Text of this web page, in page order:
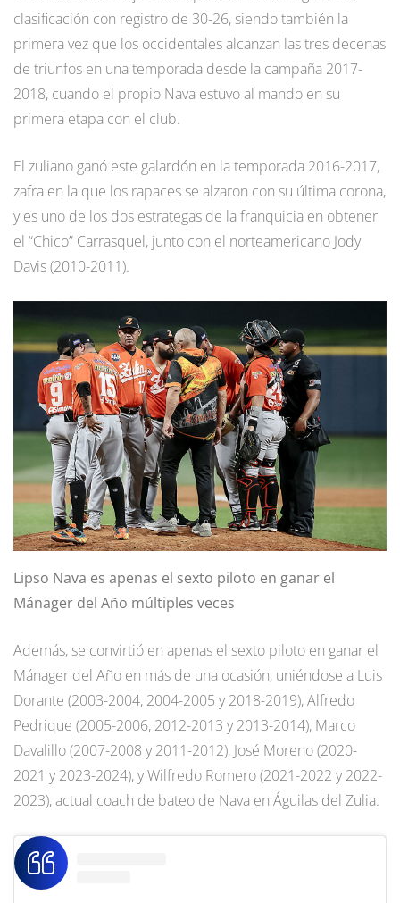
clasificación con registro de 30-26, siendo también la
primera vez que los occidentales alcanzan las tres decenas
de triunfos en una temporada desde la campaña 2017-
2018, cuando el propio Nava estuvo al mando en su
primera etapa con el club.
El zuliano ganó este galardón en la temporada 2016-2017,
zafra en la que los rapaces se alzaron con su última corona,
y es uno de los dos estrategas de la franquicia en obtener
el “Chico” Carrasquel, junto con el norteamericano Jody
Davis (2010-2011).
Lipso Nava es apenas el sexto piloto en ganar el
Mánager del Año múltiples veces
Además, se convirtió en apenas el sexto piloto en ganar el
Mánager del Año en más de una ocasión, uniéndose a Luis
Dorante (2003-2004, 2004-2005 y 2018-2019), Alfredo
Pedrique (2005-2006, 2012-2013 y 2013-2014), Marco
Davalillo (2007-2008 y 2011-2012), José Moreno (2020-
2021 y 2023-2024), y Wilfredo Romero (2021-2022 y 2022-
2023), actual coach de bateo de Nava en Águilas del Zulia.